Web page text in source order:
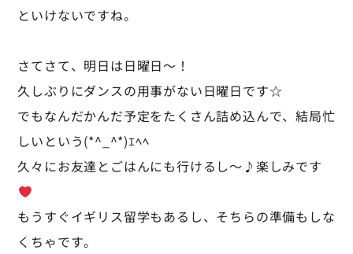
といけないですね。
さてさて、明日は日曜日～！
久しぶりにダンスの用事がない日曜日です☆
でもなんだかんだ予定をたくさん詰め込んで、結局忙
しいという(*^_^*)ｴﾍﾍ
久々にお友達とごはんにも行けるし～♪楽しみです
もうすぐイギリス留学もあるし、そちらの準備もしな
くちゃです。